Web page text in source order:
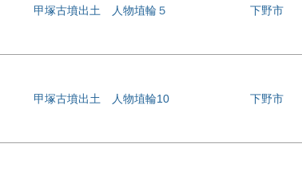
甲塚古墳出土 人物埴輪５ 下野市
甲塚古墳出土 人物埴輪10 下野市